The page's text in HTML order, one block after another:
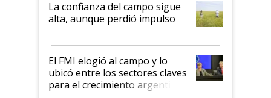
Juan Félix Rossetti, el libertario
que de una dura crisis salió
de Milei
La confianza del campo sigue
alta, aunque perdió impulso
El FMI elogió al campo y lo
ubicó entre los sectores claves
para el crecimiento argentino